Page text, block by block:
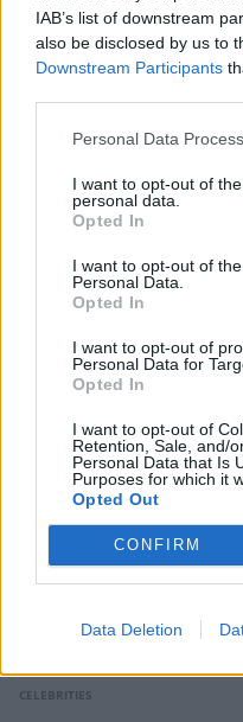
IAB’s list of downstream
also be disclosed by us to
Downstream Participants
Personal Data
I want to opt-out of
personal data.
Opted In
I want to opt-out of
Personal Data.
Opted In
I want to opt-out of
Personal Data for
Opted In
I want to opt-out of
Retention, Sale, and/
Personal Data that Is
Purposes for which it
Opted Out
CONFIRM
Data Deletion
Ανέστης
podcast του και η
χέρι και το μήνυμα
CELEBRITIES